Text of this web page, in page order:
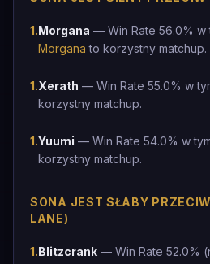
1.Morgana — Win Rate 56.0% w
Morgana to korzystny matchup.
1.Xerath — Win Rate 55.0% w
korzystny matchup.
1.Yuumi — Win Rate 54.0% w
korzystny matchup.
SONA JEST SŁABY
LANE)
1.Blitzcrank — Win Rate 52.0%